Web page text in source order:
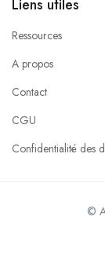
Liens utiles
Ressources
A propos
Contact
CGU
Confidentialité des
©